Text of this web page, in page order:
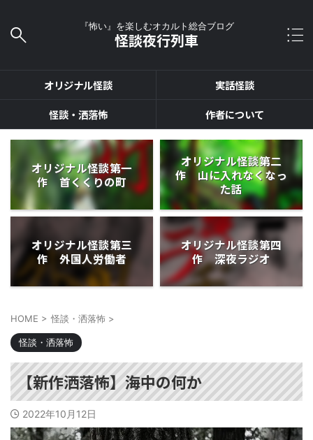
『怖い』を楽しむオカルト総合ブログ
怪談夜行列車
オリジナル怪談
実話怪談
怪談・洒落怖
作者について
オリジナル怪談第一
作 首くくりの町
オリジナル怪談第二
作 山に入れなくなっ
た話
オリジナル怪談第三
作 外国人労働者
オリジナル怪談第四
作 深夜ラジオ
HOME > 怪談・洒落怖 >
怪談・洒落怖
【新作洒落怖】海中の何か
2022年10月12日